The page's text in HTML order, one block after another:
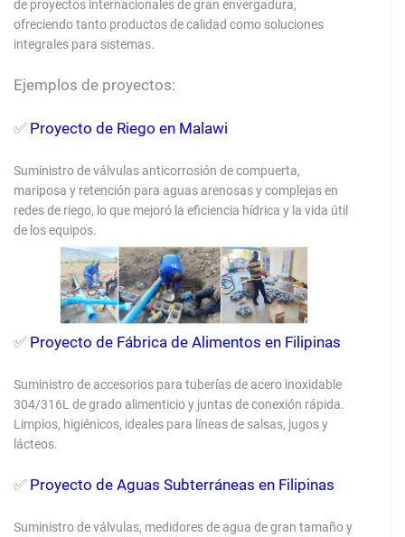
de proyectos internacionales de gran envergadura,
ofreciendo tanto productos de calidad como soluciones
integrales para sistemas.
Ejemplos de proyectos:
✅ Proyecto de Riego en Malawi
Suministro de válvulas anticorrosión de compuerta,
mariposa y retención para aguas arenosas y complejas en
redes de riego, lo que mejoró la eficiencia hídrica y la vida útil
de los equipos.
✅ Proyecto de Fábrica de Alimentos en Filipinas
Suministro de accesorios para tuberías de acero inoxidable
304/316L de grado alimenticio y juntas de conexión rápida.
Limpios, higiénicos, ideales para líneas de salsas, jugos y
lácteos.
✅ Proyecto de Aguas Subterráneas en Filipinas
Suministro de válvulas, medidores de agua de gran tamaño y